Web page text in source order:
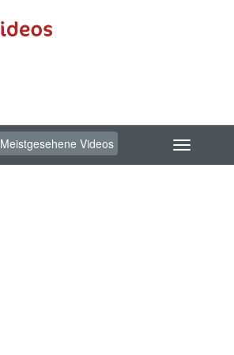
Meistgesehene Videos